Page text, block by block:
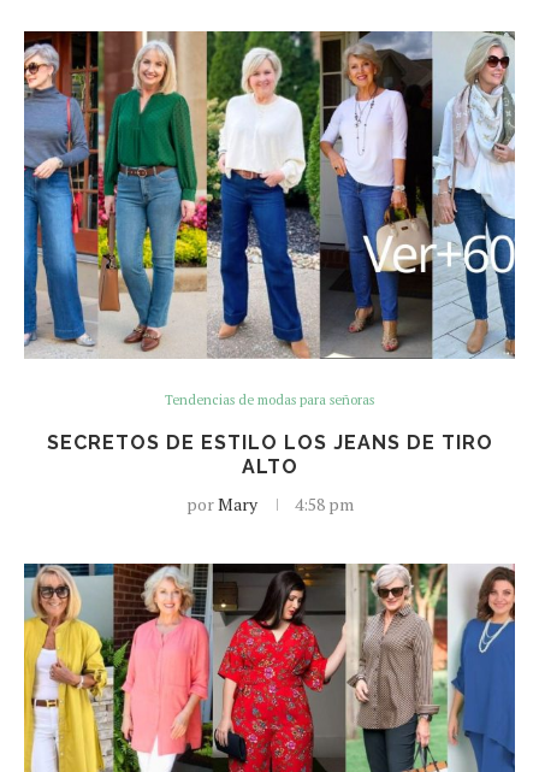
Tendencias de modas para señoras
SECRETOS DE ESTILO LOS JEANS DE TIRO
ALTO
porMary 4:58 pm